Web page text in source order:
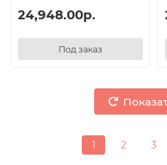
24,948.00р.
Под заказ
1 2 3